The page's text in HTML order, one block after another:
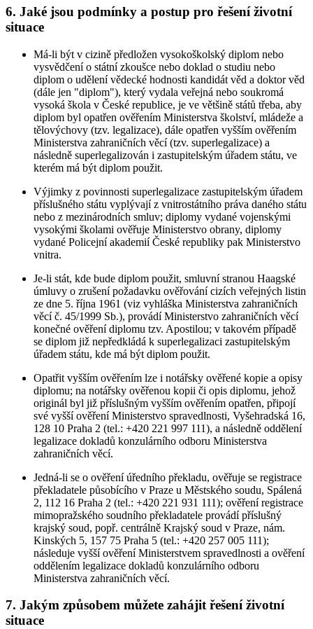
6. Jaké jsou podmínky a postup pro řešení životní
situace
Má-li být v cizině předložen vysokoškolský diplom nebo
vysvědčení o státní zkoušce nebo doklad o studiu nebo
diplom o udělení vědecké hodnosti kandidát věd a doktor věd
(dále jen "diplom"), který vydala veřejná nebo soukromá
vysoká škola v České republice, je ve většině států třeba, aby
diplom byl opatřen ověřením Ministerstva školství, mládeže a
tělovýchovy (tzv. legalizace), dále opatřen vyšším ověřením
Ministerstva zahraničních věcí (tzv. superlegalizace) a
následně superlegalizován i zastupitelským úřadem státu, ve
kterém má být diplom použit.
Výjimky z povinnosti superlegalizace zastupitelským úřadem
příslušného státu vyplývají z vnitrostátního práva daného státu
nebo z mezinárodních smluv; diplomy vydané vojenskými
vysokými školami ověřuje Ministerstvo obrany, diplomy
vydané Policejní akademií České republiky pak Ministerstvo
vnitra.
Je-li stát, kde bude diplom použit, smluvní stranou Haagské
úmluvy o zrušení požadavku ověřování cizích veřejných listin
ze dne 5. října 1961 (viz vyhláška Ministerstva zahraničních
věcí č. 45/1999 Sb.), provádí Ministerstvo zahraničních věcí
konečné ověření diplomu tzv. Apostilou; v takovém případě
se diplom již nepředkládá k superlegalizaci zastupitelským
úřadem státu, kde má být diplom použit.
Opatřit vyšším ověřením lze i notářsky ověřené kopie a opisy
diplomu; na notářsky ověřenou kopii či opis diplomu, jehož
originál byl již příslušným vyšším ověřením opatřen, připojí
své vyšší ověření Ministerstvo spravedlnosti, Vyšehradská 16,
128 10 Praha 2 (tel.: +420 221 997 111), a následně oddělení
legalizace dokladů konzulárního odboru Ministerstva
zahraničních věcí.
Jedná-li se o ověření úředního překladu, ověřuje se registrace
překladatele působícího v Praze u Městského soudu, Spálená
2, 112 16 Praha 2 (tel.: +420 221 931 111); ověření registrace
mimopražského soudního překladatele provádí příslušný
krajský soud, popř. centrálně Krajský soud v Praze, nám.
Kinských 5, 157 75 Praha 5 (tel.: +420 257 005 111);
následuje vyšší ověření Ministerstvem spravedlnosti a ověření
oddělením legalizace dokladů konzulárního odboru
Ministerstva zahraničních věcí.
7. Jakým způsobem můžete zahájit řešení životní
situace